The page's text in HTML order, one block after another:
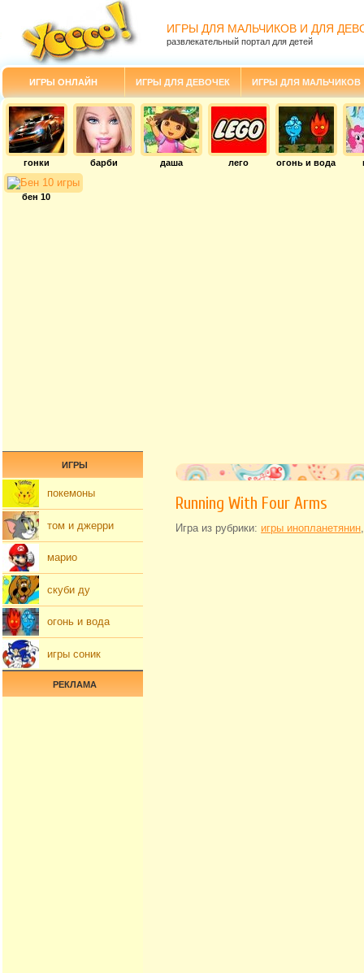
ИГРЫ ДЛЯ МАЛЬЧИКОВ И ДЛЯ
развлекательный портал для детей
ИГРЫ ОНЛАЙН ИГРЫ ДЛЯ ДЕВОЧЕК ИГРЫ ДЛЯ МАЛЬЧИКОВ
гонки барби даша лего огонь и вода
бен 10
Running With Four Arms
Игра из рубрики: игры инопланетянин
ИГРЫ
покемоны
том и джерри
марио
скуби ду
огонь и вода
игры соник
РЕКЛАМА